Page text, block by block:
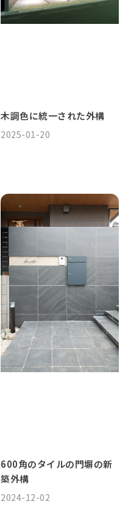
木調色に統一された外構
2025-01-20
600角のタイルの門塀の新
築外構
2024-12-02